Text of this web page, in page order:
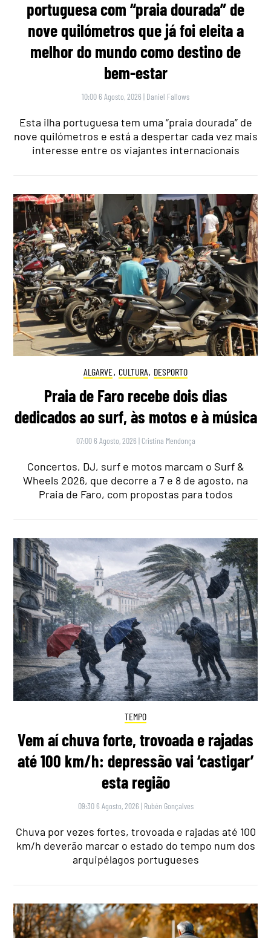
portuguesa com “praia dourada” de
nove quilómetros que já foi eleita a
melhor do mundo como destino de
bem-estar
10:00 6 Agosto, 2026 | Daniel Fallows
Esta ilha portuguesa tem uma “praia dourada” de
nove quilómetros e está a despertar cada vez mais
interesse entre os viajantes internacionais
ALGARVE, CULTURA, DESPORTO
Praia de Faro recebe dois dias
dedicados ao surf, às motos e à música
07:00 6 Agosto, 2026 | Cristina Mendonça
Concertos, DJ, surf e motos marcam o Surf &
Wheels 2026, que decorre a 7 e 8 de agosto, na
Praia de Faro, com propostas para todos
TEMPO
Vem aí chuva forte, trovoada e rajadas
até 100 km/h: depressão vai ‘castigar’
esta região
09:30 6 Agosto, 2026 | Rubén Gonçalves
Chuva por vezes fortes, trovoada e rajadas até 100
km/h deverão marcar o estado do tempo num dos
arquipélagos portugueses